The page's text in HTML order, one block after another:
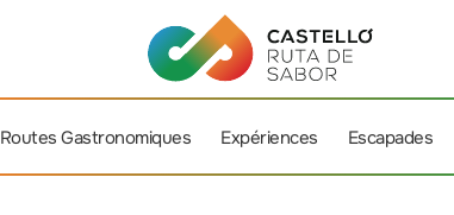
Routes Gastronomiques Expériences Escapades